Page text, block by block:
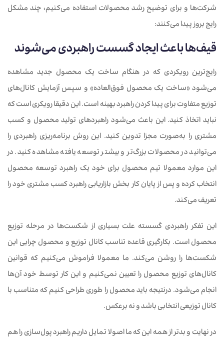
شرکت‌ها و برای توضیح رشد محصولات استفاده می‌کنیم، چند مشکل
رایج بروز پیدا می‌کنند:
قیف‌ها باعث ایجاد گسست راهبردی می‌شوند
رایج‌ترین رویکردی که در هنگام ساخت یک محصول جدید مشاهده
می‌شود «ساخت یک محصول فوق‌العاده» و سپس آزمایش کانال‌های
توزیع متفاوت برای پیدا کردن راهبرد بهینه است. این دقیقا رویکری است که
نباید اتخاذ کنید. این باعث می‌شود راهبرد‌های تولید محصول و کسب
مشتری را به‌‌صورت مجزا تدوین کنید. این روش برنامه‌ریزی راهبردی را
می‌توانید در محصولات بزرگ‌تر و بیشتر توسعه یافته مشاهده کنید. در
این موارد معمولا تیم محصول برای خود یک راهبرد توسعه محصول
انتخاب کرده و پس از پایان کار بخش بازاریابی راهبرد کسب مشتری خود را
تعریف می‌کند.
این تفکر راهبردی گسسته علت بسیاری از شکست‌ها در مرحله توزیع
محصول است. بکارگیری قاعده تناسب کانال توزیع و محصول چرایی این
شکست‌ها را روشن می‌کند. ما معمولا فراموش می‌کنیم که قوانین
کانال‌های توزیع محصول را تعیین نمی‌کنیم و این کار توسط خود آن‌ها
انجام می‌شود. درنتیجه باید محصول را طوری طراحی کنیم که متناسب با
کانال توزیعی انتخابی باشد و نه برعکس.
در نهایت و بدتر از همه این که ما اصولا تمایل داریم راهبرد پول‌سازی را هم